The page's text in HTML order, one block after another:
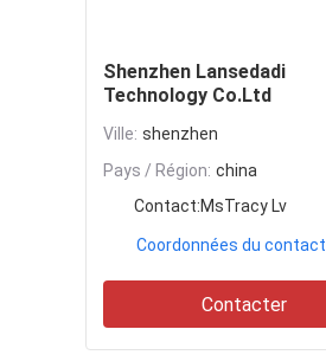
Shenzhen Lansedadi
Technology Co.Ltd
Ville: shenzhen
Pays / Région: china
Contact:MsTracy Lv
Coordonnées du contact
Contacter